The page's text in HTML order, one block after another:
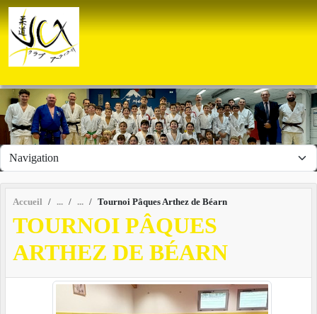
Accueil Tournoi Pâques Arthez de Béarn
TOURNOI PÂQUES
ARTHEZ DE BÉARN
Panneau de gestion des cookies